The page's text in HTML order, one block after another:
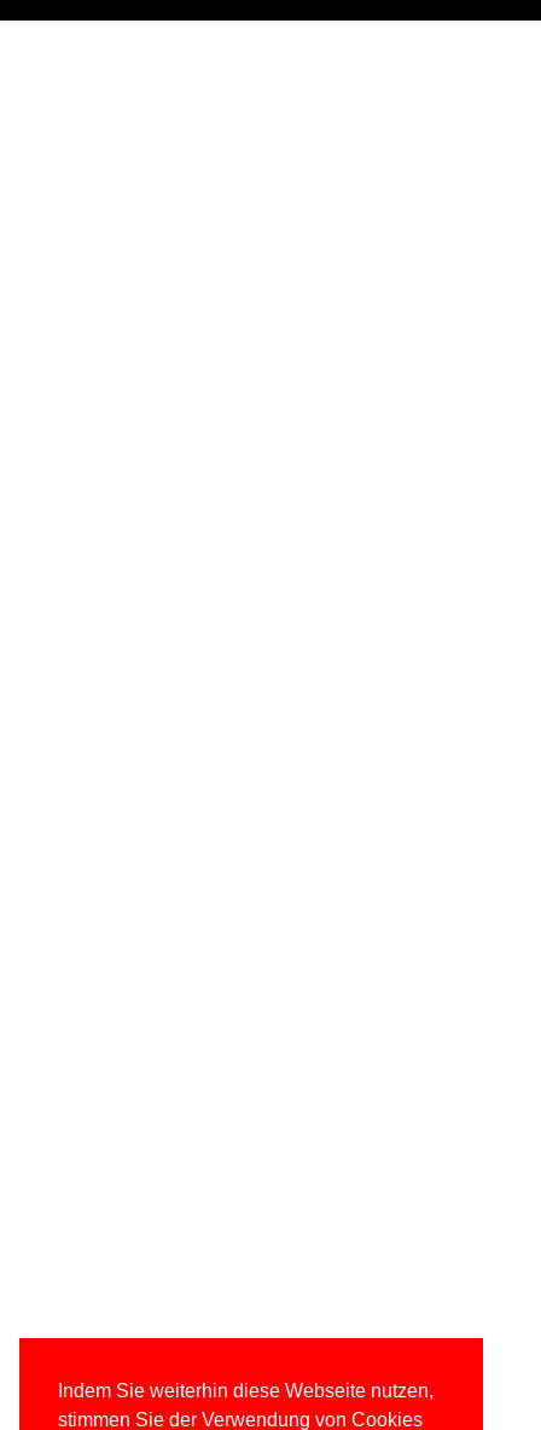
Indem Sie weiterhin diese Webseite nutzen,
stimmen Sie der Verwendung von Cookies